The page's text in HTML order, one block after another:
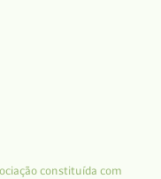
constituída com